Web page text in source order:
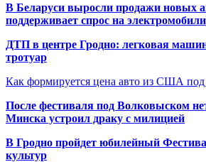
В Беларуси выросли продажи новых
поддерживает спрос на электромобили
ДТП в центре Гродно: легковая
тротуар
Как формируется цена авто из США
После фестиваля под Волковыском
Минска устроил драку с милицией
В Гродно пройдет юбилейный
культур